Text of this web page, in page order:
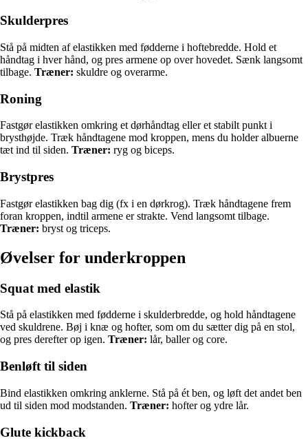
Skulderpres
Stå på midten af elastikken med fødderne i hoftebredde. Hold et
håndtag i hver hånd, og pres armene op over hovedet. Sænk langsomt
tilbage. Træner: skuldre og overarme.
Roning
Fastgør elastikken omkring et dørhåndtag eller et stabilt punkt i
brysthøjde. Træk håndtagene mod kroppen, mens du holder albuerne
tæt ind til siden. Træner: ryg og biceps.
Brystpres
Fastgør elastikken bag dig (fx i en dørkrog). Træk håndtagene frem
foran kroppen, indtil armene er strakte. Vend langsomt tilbage.
Træner: bryst og triceps.
Øvelser for underkroppen
Squat med elastik
Stå på elastikken med fødderne i skulderbredde, og hold håndtagene
ved skuldrene. Bøj i knæ og hofter, som om du sætter dig på en stol,
og pres derefter op igen. Træner: lår, baller og core.
Benløft til siden
Bind elastikken omkring anklerne. Stå på ét ben, og løft det andet ben
ud til siden mod modstanden. Træner: hofter og ydre lår.
Glute kickback